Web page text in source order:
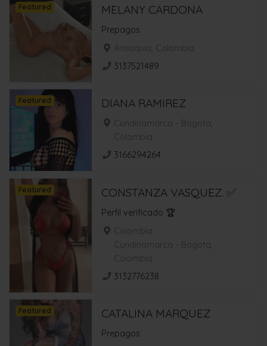
Featured MELANY CARDONA
Prepagos
Antioquia, Colombia
3137521489
Featured DIANA RAMIREZ
Cundinamarca - Bogota,
Colombia
3166294264
Featured CONSTANZA VASQUEZ. ✅
Perfil verificado 🏆
Colombia
Cundinamarca - Bogota,
Colombia
3132776238
Featured CATALINA MARQUEZ
Prepagos